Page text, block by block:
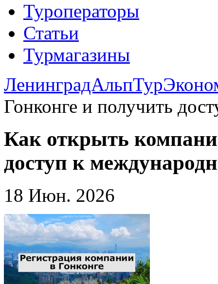
Туроператоры
Статьи
Турмагазины
ЛенинградАльпТур
Гонконге и получить
Как открыть
доступ к
18 Июн. 2026